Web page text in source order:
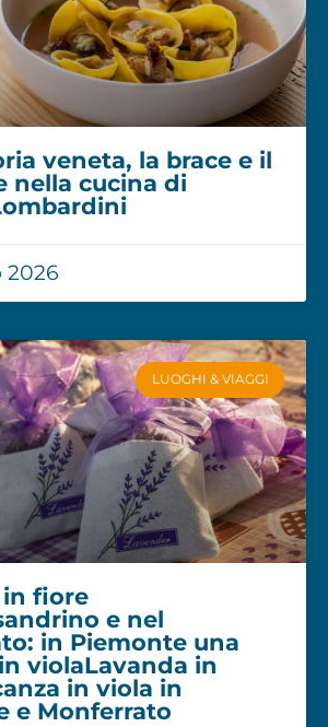
veneta, la brace e il
nella cucina di
2026
LUOGHI & VIAGGI
in fiore
e nel
in Piemonte una
violaLavanda in
in viola in
e Monferrato